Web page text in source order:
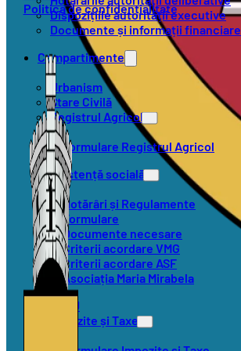
Dispozițiile autorității executive
Documente și informații financiare
Compartimente
Urbanism
Stare Civilă
Registrul Agricol
Formulare Registrul Agricol
Asistență socială
Hotărâri și Regulamente
Formulare
Documente necesare
Criterii acordare VMG
Criterii acordare ASF
Asociația Maria Mirabela
SVSU
Impozite și Taxe
Politica de confidențialitate